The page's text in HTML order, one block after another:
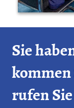
Sie
rufen